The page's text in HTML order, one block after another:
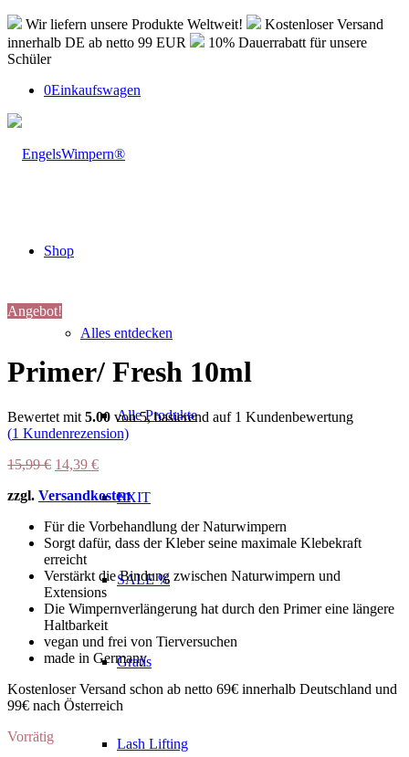
Wir liefern unsere Produkte Weltweit!
Kostenloser Versand
innerhalb DE ab netto 99 EUR
10% Dauerrabatt für unsere
Schüler
0Einkaufswagen
Shop
Alles entdecken
Alle Produkte
EXIT
SALE %
Gratis
Lash Lifting
Angebot!
Primer/ Fresh 10ml
Bewertet mit 5.00 von 5, basierend auf 1 Kundenbewertung
(1 Kundenrezension)
15,99€ Ursprünglicher
war:
14,39 €Aktueller
ist:
zzgl. Versandkosten
Für die Vorbehandlung der Naturwimpern
Sorgt dafür, dass der Kleber seine maximale Klebekraft
erreicht
Verstärkt die Bindung zwischen Naturwimpern und
Extensions
Die Wimpernverlängerung hat durch den Primer eine längere
Haltbarkeit
vegan und frei von Tierversuchen
made in Germany
Kostenloser Versand schon ab netto 69€ innerhalb Deutschland und
99€ nach Österreich
Vorrätig